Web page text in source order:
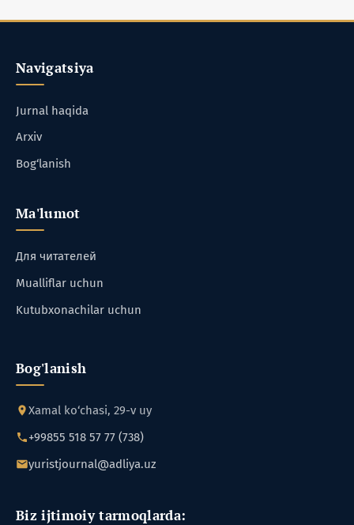
Navigatsiya
Jurnal haqida
Arxiv
Bog‘lanish
Ma'lumot
Для читателей
Mualliflar uchun
Kutubxonachilar uchun
Bog'lanish
Xamal ko‘chasi, 29-v uy
+99855 518 57 77 (738)
yuristjournal@adliya.uz
Biz ijtimoiy tarmoqlarda: